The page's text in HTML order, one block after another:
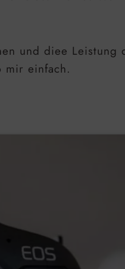
und diee Leistung
mir einfach.